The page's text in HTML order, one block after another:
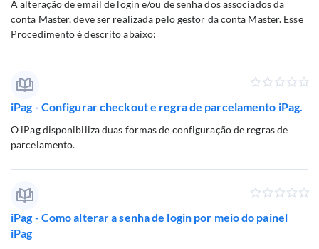
A alteração de email de login e/ou de senha dos associados da
conta Master, deve ser realizada pelo gestor da conta Master. Esse
Procedimento é descrito abaixo:
iPag - Configurar checkout e regra de parcelamento iPag.
O iPag disponibiliza duas formas de configuração de regras de
parcelamento.
iPag - Como alterar a senha de login por meio do painel
iPag